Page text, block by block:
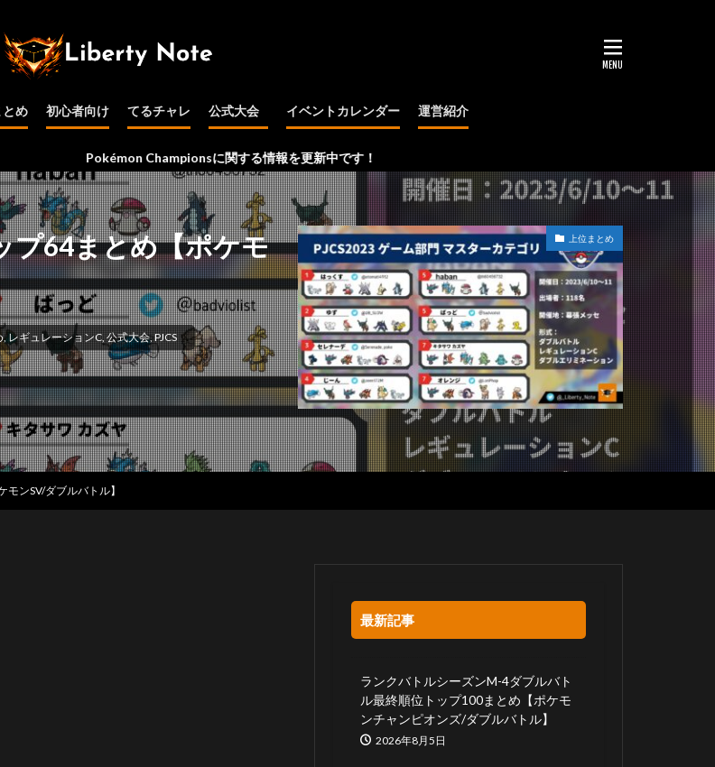
とめ 初心者向け てるチャレ 公式大会
公式大会予選
インターネット大会
PJCS
WCS
その他
イベントカレンダー 運営紹介
Championsに関する情報を更新中です！
プ64まとめ【ポケモ
,レギュレーションC, 公式大会,PJCS
上位まとめ
ンSV/ダブルバトル】
最新記事
ランクバトルシーズンM-4ダブルバト
ル最終順位トップ100まとめ【ポケモ
ンチャンピオンズ/ダブルバトル】
2026年8月5日